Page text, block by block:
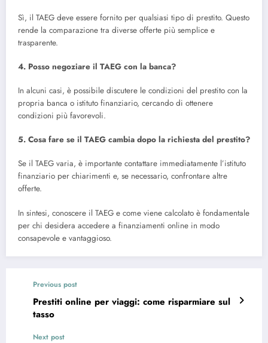
Sì, il TAEG deve essere fornito per qualsiasi tipo di prestito. Questo
rende la comparazione tra diverse offerte più semplice e
trasparente.
4. Posso negoziare il TAEG con la banca?
In alcuni casi, è possibile discutere le condizioni del prestito con la
propria banca o istituto finanziario, cercando di ottenere
condizioni più favorevoli.
5. Cosa fare se il TAEG cambia dopo la richiesta del prestito?
Se il TAEG varia, è importante contattare immediatamente l’istituto
finanziario per chiarimenti e, se necessario, confrontare altre
offerte.
In sintesi, conoscere il TAEG e come viene calcolato è fondamentale
per chi desidera accedere a finanziamenti online in modo
consapevole e vantaggioso.
Previous post
Prestiti online per viaggi: come risparmiare sul
tasso
Next post